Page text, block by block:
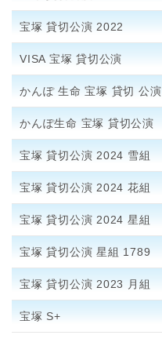
宝塚 貸切公演 2022
VISA 宝塚 貸切公演
かんぽ 生命 宝塚 貸切 公演
かんぽ生命 宝塚 貸切公演
宝塚 貸切公演 2024 雪組
宝塚 貸切公演 2024 花組
宝塚 貸切公演 2024 星組
宝塚 貸切公演 星組 1789
宝塚 貸切公演 2023 月組
宝塚 S+